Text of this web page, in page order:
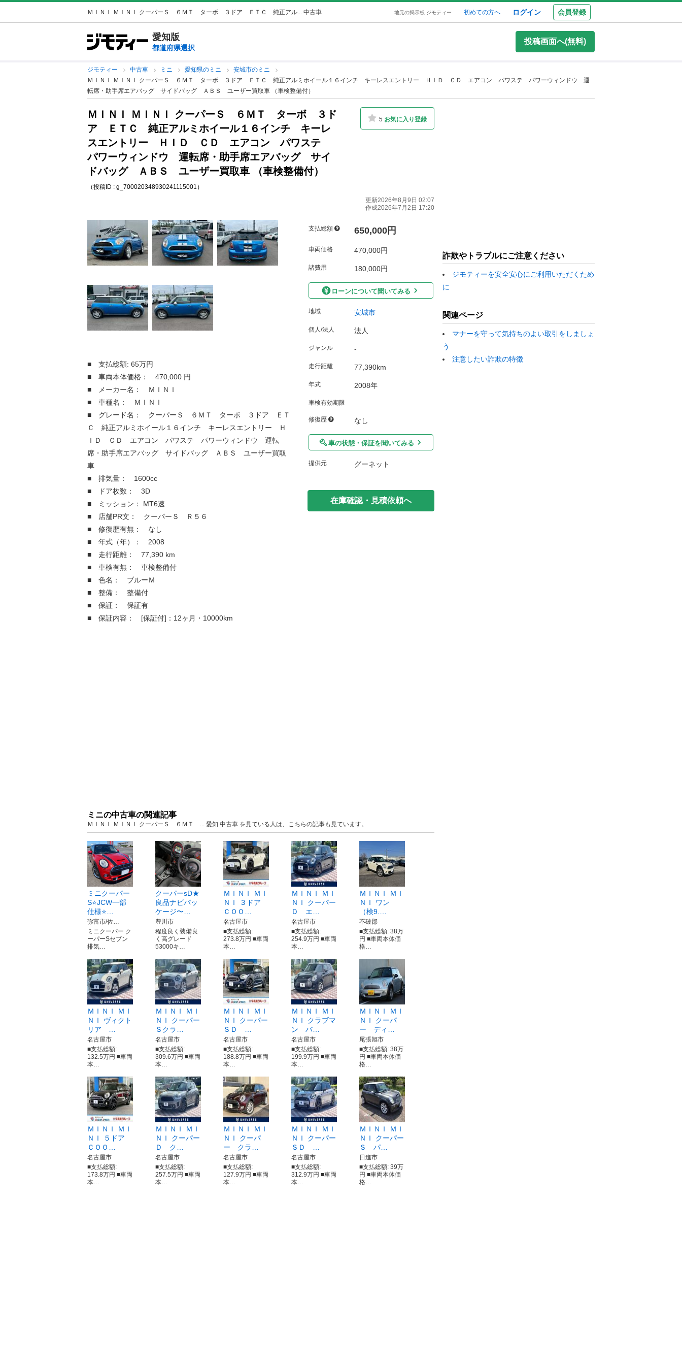
ＭＩＮＩ ＭＩＮＩ クーパーＳ ６ＭＴ ターボ ３ドア ＥＴＣ 純正アル... 中古車 地元の掲示板 ジモティー 初めての方へ ログイン 会員登録
愛知版
都道府県選択
投稿画面へ(無料)
ジモティー 中古車 ミニ 愛知県のミニ
安城市のミニ
ＭＩＮＩ ＭＩＮＩ クーパーＳ ６ＭＴ ターボ ３ドア ＥＴＣ 純正アルミホイール１６インチ キーレスエントリー ＨＩＤ ＣＤ エアコン パワステ パワーウィンドウ 運
転席・助手席エアバッグ サイドバッグ ＡＢＳ ユーザー買取車 （車検整備付）
ＭＩＮＩ ＭＩＮＩ クーパーＳ ６ＭＴ ターボ ３ド
ア ＥＴＣ 純正アルミホイール１６インチ キーレ
スエントリー ＨＩＤ ＣＤ エアコン パワステ
パワーウィンドウ 運転席・助手席エアバッグ サイ
ドバッグ ＡＢＳ ユーザー買取車 （車検整備付）
（投稿ID : g_700020348930241115001）
5 お気に入り登録
更新2026年8月9日 02:07
作成2026年7月2日 17:20
■ 支払総額: 65万円
■ 車両本体価格： 470,000 円
■ メーカー名： ＭＩＮＩ
■ 車種名： ＭＩＮＩ
■ グレード名： クーパーＳ ６ＭＴ ターボ ３ドア ＥＴ
Ｃ 純正アルミホイール１６インチ キーレスエントリー Ｈ
ＩＤ ＣＤ エアコン パワステ パワーウィンドウ 運転
席・助手席エアバッグ サイドバッグ ＡＢＳ ユーザー買取
車
■ 排気量： 1600cc
■ ドア枚数： 3D
■ ミッション： MT6速
■ 店舗PR文： クーパーＳ Ｒ５６
■ 修復歴有無： なし
■ 年式（年）： 2008
■ 走行距離： 77,390 km
■ 車検有無： 車検整備付
■ 色名： ブルーＭ
■ 整備： 整備付
■ 保証： 保証有
■ 保証内容： [保証付]：12ヶ月・10000km
支払総額 650,000円
車両価格 470,000円
諸費用 180,000円
ローンについて聞いてみる
地域 安城市
個人/法人 法人
ジャンル -
走行距離 77,390km
年式 2008年
車検有効期限
修復歴 なし
車の状態・保証を聞いてみる
提供元 グーネット
在庫確認・見積依頼へ
ミニの中古車の関連記事
ＭＩＮＩ ＭＩＮＩ クーパーＳ ６ＭＴ ... 愛知 中古車 を見ている人は、こちらの記事も見ています。
ミニクーパー
S⭐️JCW一部
仕様⭐…
弥富市/佐…
ミニクーパー ク
ーパーSセブン
排気…
クーパーsD★
良品ナビパッ
ケージ〜…
豊川市
程度良く装備良
く高グレード
53000キ…
ＭＩＮＩ ＭＩ
ＮＩ ３ドア
ＣＯＯ…
名古屋市
■支払総額:
273.8万円 ■車両
本…
ＭＩＮＩ ＭＩ
ＮＩ クーパー
Ｄ エ…
名古屋市
■支払総額:
254.9万円 ■車両
本…
ＭＩＮＩ ＭＩ
ＮＩ ワン
（検9.…
不破郡
■支払総額: 38万
円 ■車両本体価
格…
ＭＩＮＩ ＭＩ
ＮＩ ヴィクト
リア …
名古屋市
■支払総額:
132.5万円 ■車両
本…
ＭＩＮＩ ＭＩ
ＮＩ クーパー
Ｓクラ…
名古屋市
■支払総額:
309.6万円 ■車両
本…
ＭＩＮＩ ＭＩ
ＮＩ クーパー
ＳＤ …
名古屋市
■支払総額:
188.8万円 ■車両
本…
ＭＩＮＩ ＭＩ
ＮＩ クラブマ
ン バ…
名古屋市
■支払総額:
199.9万円 ■車両
本…
ＭＩＮＩ ＭＩ
ＮＩ クーパ
ー ディ…
尾張旭市
■支払総額: 38万
円 ■車両本体価
格…
ＭＩＮＩ ＭＩ
ＮＩ ５ドア
ＣＯＯ…
名古屋市
■支払総額:
173.8万円 ■車両
本…
ＭＩＮＩ ＭＩ
ＮＩ クーパー
Ｄ ク…
名古屋市
■支払総額:
257.5万円 ■車両
本…
ＭＩＮＩ ＭＩ
ＮＩ クーパ
ー クラ…
名古屋市
■支払総額:
127.9万円 ■車両
本…
ＭＩＮＩ ＭＩ
ＮＩ クーパー
ＳＤ …
名古屋市
■支払総額:
312.9万円 ■車両
本…
ＭＩＮＩ ＭＩ
ＮＩ クーパー
Ｓ パ…
日進市
■支払総額: 39万
円 ■車両本体価
格…
詐欺やトラブルにご注意ください
ジモティーを安全安心にご利用いただくため
に
関連ページ
マナーを守って気持ちのよい取引をしましょ
う
注意したい詐欺の特徴